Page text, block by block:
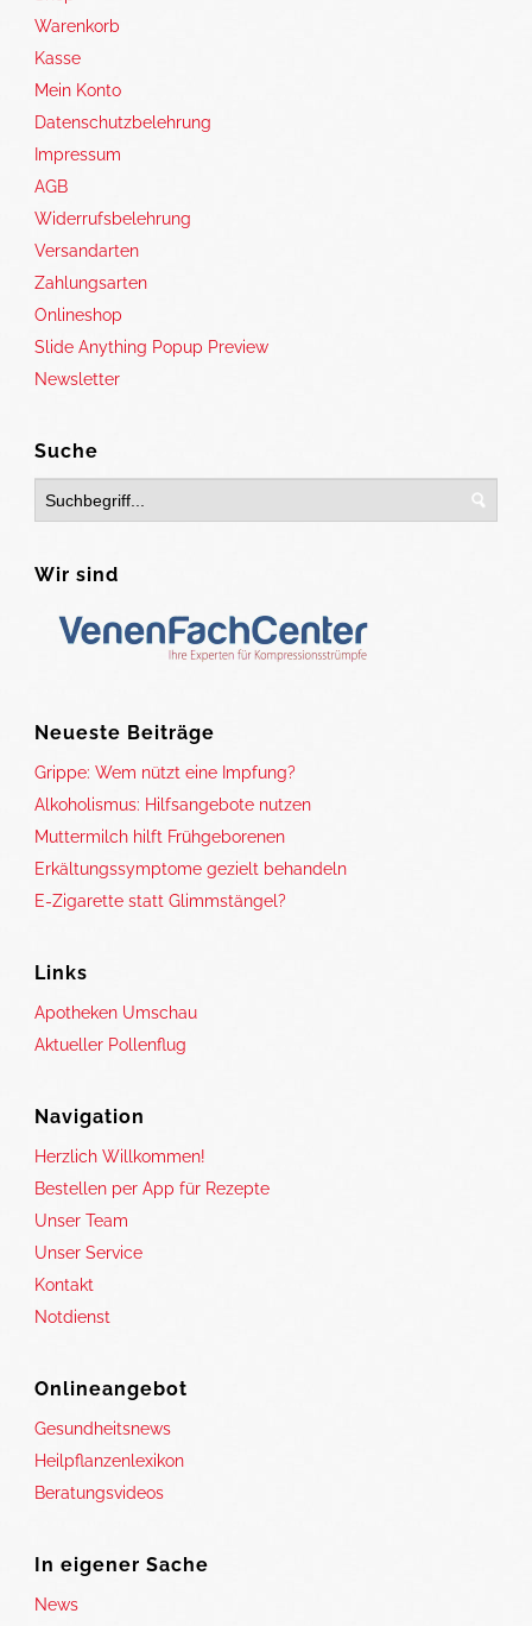
Warenkorb
Kasse
Mein Konto
Datenschutzbelehrung
Impressum
AGB
Widerrufsbelehrung
Versandarten
Zahlungsarten
Onlineshop
Slide Anything Popup Preview
Newsletter
Suche
Wir sind
Neueste Beiträge
Grippe: Wem nützt eine Impfung?
Alkoholismus: Hilfsangebote nutzen
Muttermilch hilft Frühgeborenen
Erkältungssymptome gezielt behandeln
E-Zigarette statt Glimmstängel?
Links
Apotheken Umschau
Aktueller Pollenflug
Navigation
Herzlich Willkommen!
Bestellen per App für Rezepte
Unser Team
Unser Service
Kontakt
Notdienst
Onlineangebot
Gesundheitsnews
Heilpflanzenlexikon
Beratungsvideos
In eigener Sache
News